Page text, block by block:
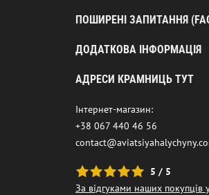
ПОШИРЕНІ ЗАПИТАННЯ
ДОДАТКОВА ІНФОРМАЦІЯ
АДРЕСИ КРАМНИЦЬ ТУТ
Інтернет-магазин:
+38 067 440 46 56
5 / 5
За відгуками наших покупців